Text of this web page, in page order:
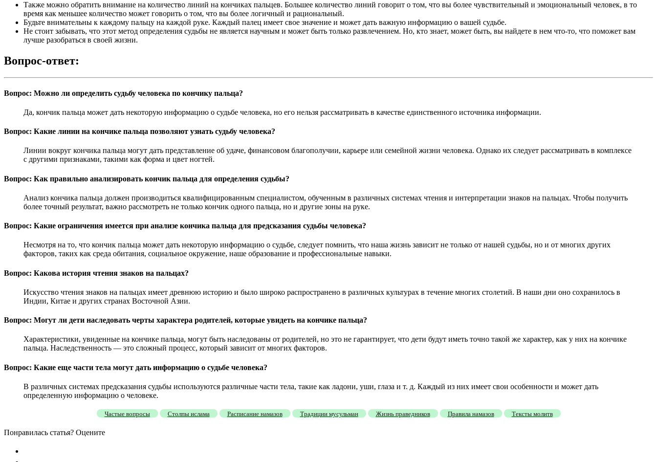
Также можно обратить внимание на количество линий на кончиках пальцев. Большее количество линий говорит о том, что вы более чувствительный и эмоциональный человек, в то
время как меньшее количество может говорить о том, что вы более логичный и рациональный.
Будьте внимательны к каждому пальцу на каждой руке. Каждый палец имеет свое значение и может дать важную информацию о вашей судьбе.
Не стоит забывать, что этот метод определения судьбы не является научным и может быть только развлечением. Но, кто знает, может быть, вы найдете в нем что-то, что поможет вам
лучше разобраться в своей жизни.
Вопрос-ответ:
Вопрос: Можно ли определить судьбу человека по кончику пальца?
Да, кончик пальца может дать некоторую информацию о судьбе человека, но его нельзя рассматривать в качестве единственного источника информации.
Вопрос: Какие линии на кончике пальца позволяют узнать судьбу человека?
Линии вокруг кончика пальца могут дать представление об удаче, финансовом благополучии, карьере или семейной жизни человека. Однако их следует рассматривать в комплексе
с другими признаками, такими как форма и цвет ногтей.
Вопрос: Как правильно анализировать кончик пальца для определения судьбы?
Анализ кончика пальца должен производиться квалифицированным специалистом, обученным в различных системах чтения и интерпретации знаков на пальцах. Чтобы получить
более точный результат, важно рассмотреть не только кончик одного пальца, но и другие зоны на руке.
Вопрос: Какие ограничения имеется при анализе кончика пальца для предсказания судьбы человека?
Несмотря на то, что кончик пальца может дать некоторую информацию о судьбе, следует помнить, что наша жизнь зависит не только от нашей судьбы, но и от многих других
факторов, таких как среда обитания, социальное окружение, наше образование и профессиональные навыки.
Вопрос: Какова история чтения знаков на пальцах?
Искусство чтения знаков на пальцах имеет древнюю историю и было широко распространено в различных культурах в течение многих столетий. В наши дни оно сохранилось в
Индии, Китае и других странах Восточной Азии.
Вопрос: Могут ли дети наследовать черты характера родителей, которые увидеть на кончике пальца?
Характеристики, увиденные на кончике пальца, могут быть наследованы от родителей, но это не гарантирует, что дети будут иметь точно такой же характер, как у них на кончике
пальца. Наследственность — это сложный процесс, который зависит от многих факторов.
Вопрос: Какие еще части тела могут дать информацию о судьбе человека?
В различных системах предсказания судьбы используются различные части тела, такие как ладони, уши, глаза и т. д. Каждый из них имеет свои особенности и может дать
определенную информацию о человеке.
Частые вопросы Столпы ислама Расписание намазов Традиции мусульман Жизнь праведников Правила намазов Тексты молитв
Понравилась статья? Оцените